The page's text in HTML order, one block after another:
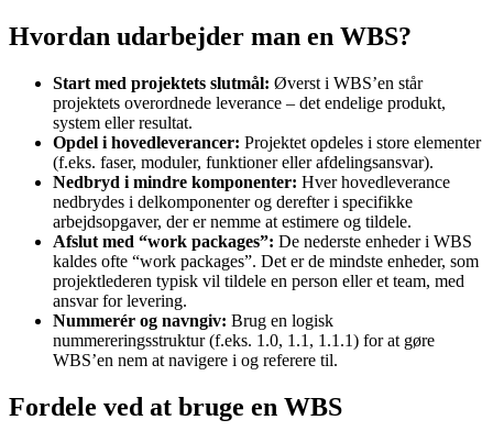
Hvordan udarbejder man en WBS?
Start med projektets slutmål: Øverst i WBS’en står
projektets overordnede leverance – det endelige produkt,
system eller resultat.
Opdel i hovedleverancer: Projektet opdeles i store elementer
(f.eks. faser, moduler, funktioner eller afdelingsansvar).
Nedbryd i mindre komponenter: Hver hovedleverance
nedbrydes i delkomponenter og derefter i specifikke
arbejdsopgaver, der er nemme at estimere og tildele.
Afslut med “work packages”: De nederste enheder i WBS
kaldes ofte “work packages”. Det er de mindste enheder, som
projektlederen typisk vil tildele en person eller et team, med
ansvar for levering.
Nummerér og navngiv: Brug en logisk
nummereringsstruktur (f.eks. 1.0, 1.1, 1.1.1) for at gøre
WBS’en nem at navigere i og referere til.
Fordele ved at bruge en WBS